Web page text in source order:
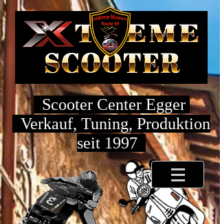
Scooter Center Egger
Verkauf, Tuning, Produktion
seit 1997